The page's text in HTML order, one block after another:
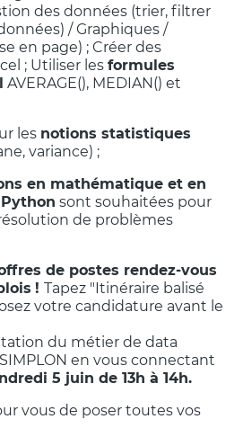
des données (trier, filtrer
/ Graphiques /
en page) ; Créer des
; Utiliser les formules
AVERAGE(), MEDIAN() et
les notions statistiques
variance) ;
en mathématique et en
sont souhaitées pour
de problèmes
de postes rendez-vous
! Tapez "Itinéraire balisé
votre candidature avant le
du métier de data
en vous connectant
5 juin de 13h à 14h.
vous de poser toutes vos